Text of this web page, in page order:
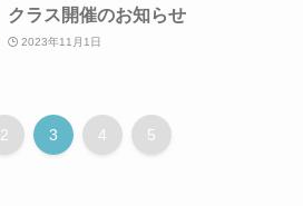
クラス開催のお知らせ
2023年11月1日
2 3 4 5